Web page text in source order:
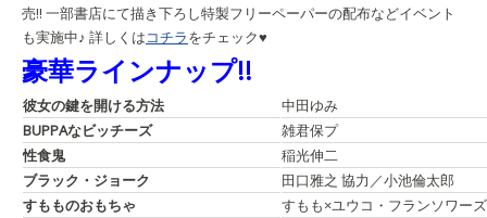
売!! 一部書店にて描き下ろし特製フリーペーパーの配布などイベント
も実施中♪ 詳しくはコチラをチェック♥
豪華ラインナップ!!
彼女の鍵を開ける方法
中田ゆみ
BUPPAなビッチーズ
雑君保プ
性食鬼
稲光伸二
ブラック・ジョーク
田口雅之 協力／小池倫太郎
すもものおもちゃ
すもも×ユウコ・フランソワーズ